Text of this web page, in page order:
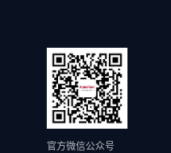
官方微信公众号